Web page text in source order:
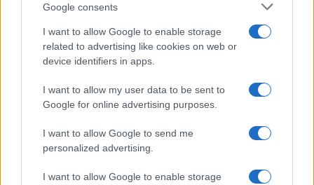
Google consents
I want to allow Google to enable storage
related to advertising like cookies on web or
device identifiers in apps.
I want to allow my user data to be sent to
Google for online advertising purposes.
I want to allow Google to send me
personalized advertising.
I want to allow Google to enable storage
Syndication
Globalist
Globalscience
Culture
Salute
Megachip